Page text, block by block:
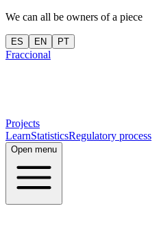
We can all be owners of a piece
ES EN PT
Fraccional
Projects
LearnStatisticsRegulatory process
Open menu